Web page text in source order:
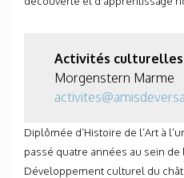
Activités culturelles
Morgenstern Marme
Diplômée d’Histoire de l’Art à
passé quatre années au sein de
Développement culturel du